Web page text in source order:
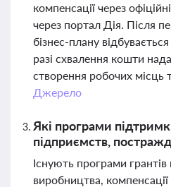
компенсації через
через портал Дія. Після
бізнес-плану
разі схвалення кошти
створення робочих місць
Джерело
Які програми
підприємств,
Існують програми грантів
виробництва,